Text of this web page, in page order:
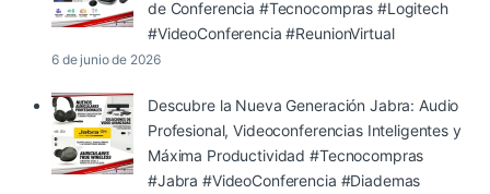
de Conferencia #Tecnocompras #Logitech
#VideoConferencia #ReunionVirtual
6 de junio de 2026
Descubre la Nueva Generación Jabra: Audio
Profesional, Videoconferencias Inteligentes y
Máxima Productividad #Tecnocompras
#Jabra #VideoConferencia #Diademas